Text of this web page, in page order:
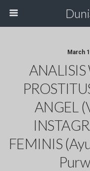
March
ANGEL
FEMINIS